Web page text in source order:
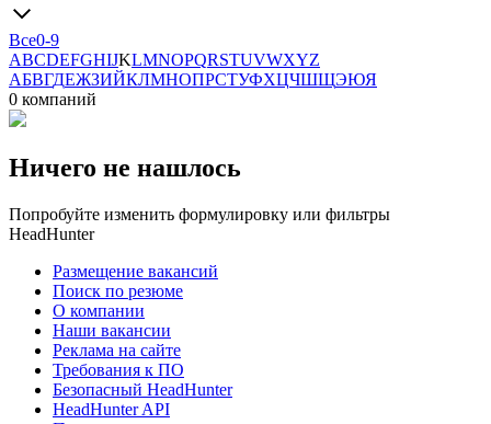
Все0-9
ABCDEFGHIJKLMNOPQRSTUVWXYZ
АБВГДЕЖЗИЙКЛМНОПРСТУФХЦЧШЩЭЮЯ
0 компаний
Ничего не нашлось
Попробуйте изменить формулировку или фильтры
HeadHunter
Размещение вакансий
Поиск по резюме
О компании
Наши вакансии
Реклама на сайте
Требования к ПО
Безопасный HeadHunter
HeadHunter API